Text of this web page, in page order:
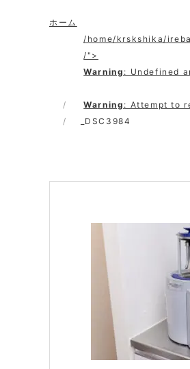
ホーム
/home/krskshika/
/">
Warning : Undefined
Warning : Attempt to
_DSC3984